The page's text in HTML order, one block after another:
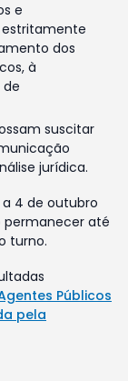
e
estritamente
dos
à
suscitar
jurídica.
4 de outubro
permanecer até
turno.
Públicos
pela